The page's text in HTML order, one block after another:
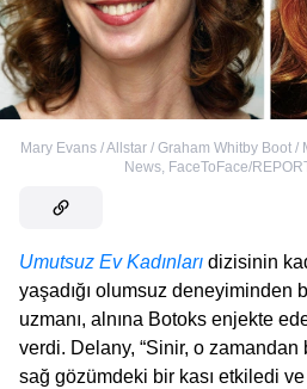
Mary Evans / Allstar / Graham Whitby Boot
News, FaceToFace/
Umutsuz Ev Kadınları dizisinin
yaşadığı olumsuz deneyiminden
uzmanı, alnına Botoks enjekte
verdi. Delany, “Sinir, o
sağ gözümdeki bir kası etkiledi